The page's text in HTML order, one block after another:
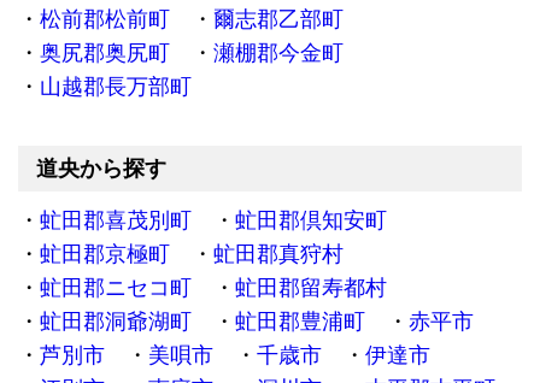
松前郡松前町
爾志郡乙部町
奥尻郡奥尻町
瀬棚郡今金町
山越郡長万部町
道央から探す
虻田郡喜茂別町
虻田郡倶知安町
虻田郡京極町
虻田郡真狩村
虻田郡ニセコ町
虻田郡留寿都村
虻田郡洞爺湖町
虻田郡豊浦町
赤平市
芦別市
美唄市 千歳市
伊達市